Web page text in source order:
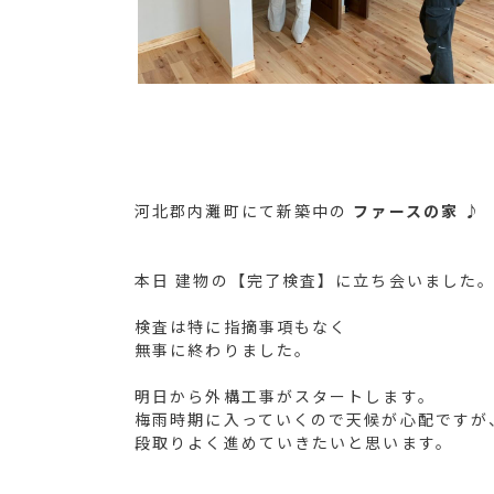
河北郡内灘町にて新築中の ファースの家 ♪
本日 建物の【完了検査】に立ち会いました
検査は特に指摘事項もなく
無事に終わりました。
明日から外構工事がスタートします。
梅雨時期に入っていくので天候が心配ですが
段取りよく進めていきたいと思います。